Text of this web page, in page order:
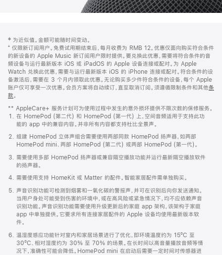
页
页
脚
注
‡ 为近似值。金额可能随时间变动。
⁺ 仅限新订阅用户。免费试用期结束后，每月收费为 RMB 12。优惠仅面向购买符合条件
的新设备的 Apple Music 新订阅用户限时提供。要兑换此优惠，需要将符合条件的音
频设备与运行最新版本 iOS 或 iPadOS 的 Apple 设备连接或配对。为 Apple
Watch 兑换此优惠，需要与运行最新版本 iOS 的 iPhone 连接或配对。符合条件的设
备激活后，需要在 3 个月内领取此优惠。无论购买多少件符合条件的设备，每个 Apple
账户仅可享受一次优惠。会员方案将自动续订，直至取消订阅。须遵循限制条件和其他条
款。
窗
口
中
打
开)
** AppleCare+ 服务计划可为使用过程中发生的意外损坏提供不限次数的保修服务。
在 HomePod (第二代) 和 HomePod (第一代) 上，空间音频适用于支持此功
能的 app 中的兼容内容。并非所有内容都支持杜比全景声。
组建 HomePod 立体声组合需要使用两部同款 HomePod 扬声器，如两部
HomePod mini、两部 HomePod (第二代) 或两部 HomePod (第一代)。
需要使用多部 HomePod 扬声器或兼容隔空播放功能并运行最新隔空播放软件
的扬声器。
需要使用支持 HomeKit 或 Matter 的配件。智能家居配件需单独购买。
声音识别功能可检测到烟雾和一氧化碳的警报声，并可在识别后向你发送通知。
当用户身处可能受到伤害的环境中，或在高风险或紧急情况下，均不应依赖声音
识别功能。声音识别功能需要使用升级更新后的家庭 app 架构，该架构于家庭
app 中单独提供。它要求所有连接家居配件的 Apple 设备均使用最新版本软
件。
温湿度感应功能针对室内和家居场景进行了优化，即环境温度约为 15ºC 至
30ºC、相对湿度约为 30% 至 70% 的场景。在长时间以高音量播放音频等情
况下，准确性可能会降低。HomePod mini 在启动后需要一定时间对传感器进